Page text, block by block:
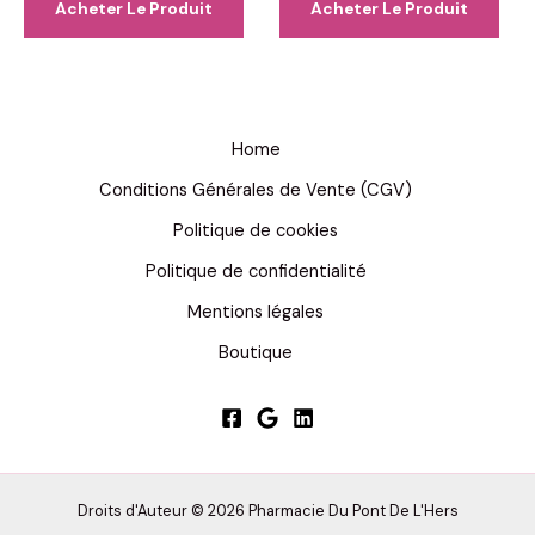
était :
78,00 €.
est :
39,00 €.
Acheter Le Produit Acheter Le Produit
Home
Conditions Générales de Vente (CGV)
Politique de cookies
Politique de confidentialité
Mentions légales
Boutique
Droits d'Auteur © 2026 Pharmacie Du Pont De L'Hers